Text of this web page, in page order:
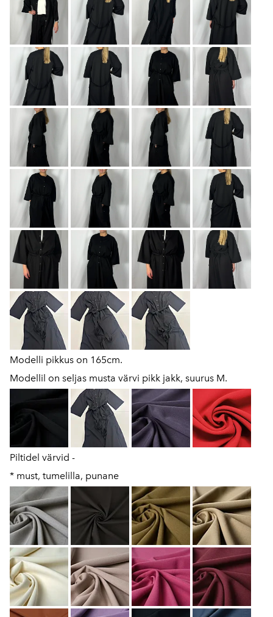
Modelli pikkus on 165cm.
Modellil on seljas musta värvi pikk jakk, suurus M.
Piltidel värvid -
* must, tumelilla, punane